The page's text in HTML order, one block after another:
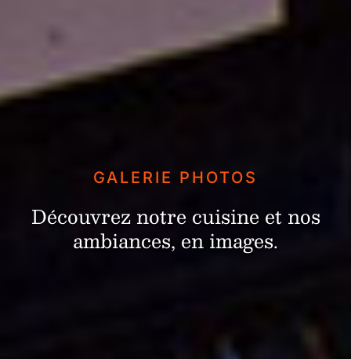
GALERIE PHOTOS
Découvrez notre cuisine et nos
ambiances, en images.